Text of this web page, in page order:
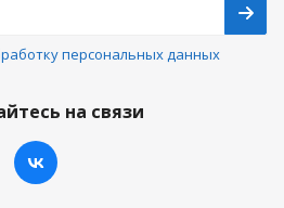
персональных данных
на связи